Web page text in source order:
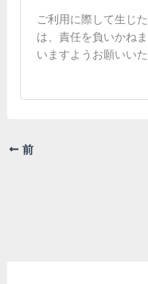
ご利用に際して生じ
は、責任を負いかね
いますようお願いいた
前